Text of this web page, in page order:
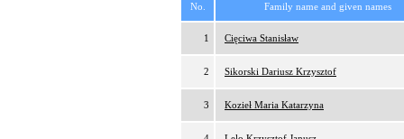
No. Family name and given names
1 Cięciwa Stanisław
2 Sikorski Dariusz Krzysztof
3 Kozieł Maria Katarzyna